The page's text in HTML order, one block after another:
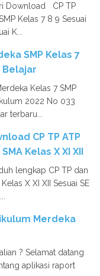
Download CP TP
Kelas 7 8 9 Sesuai
K...
SMP Kelas 7
Belajar
Kelas 7 SMP
2022 No 033
terbaru...
CP TP ATP
Kelas X XI XII
lengkap CP TP dan
X XI XII Sesuai SE
Merdeka
? Selamat datang
aplikasi raport